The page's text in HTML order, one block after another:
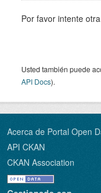
Por favor intente
Usted también puede
API Docs).
Acerca de Portal Open
API CKAN
CKAN Association